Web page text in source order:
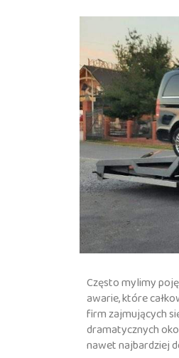
Często mylimy
awarie, które
firm zajmujących
dramatycznych
nawet najbardziej